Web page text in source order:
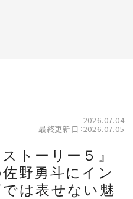
2026.07.04
最終更新日：2026.07.05
トーリー５』
野勇斗にイン
は表せない魅